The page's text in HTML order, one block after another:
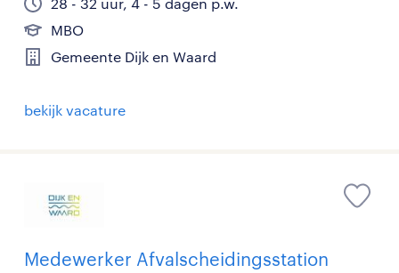
28 - 32 uur, 4 - 5 dagen p.w.
MBO
Gemeente Dijk en Waard
bekijk vacature
Medewerker Afvalscheidingsstation